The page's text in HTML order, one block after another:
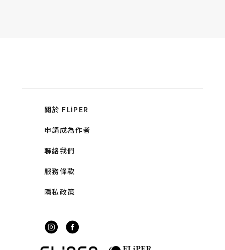
關於 FLiPER
申請成為作者
聯絡我們
服務條款
隱私政策